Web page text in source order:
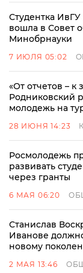
Студентка
вошла в Совет
Минобрнауки
7 ИЮЛЯ 05:02
«От отчетов – к
Родниковский
молодежь на
28 ИЮНЯ 14:23
Росмолодежь
развивать
через гранты
6 МАЯ 06:20
Станислав
Иванове
новому
2 МАЯ 13:46